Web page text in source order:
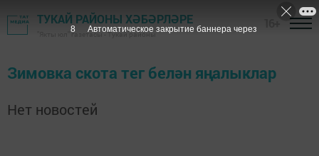
ТУКАЙ РАЙОНЫ ХӘБӘРЛӘРЕ
"Якты юл" газетасы - Тукай районы
Зимовка скота тег белән яңалыклар
Нет новостей
8 Автоматическое закрытие баннера через